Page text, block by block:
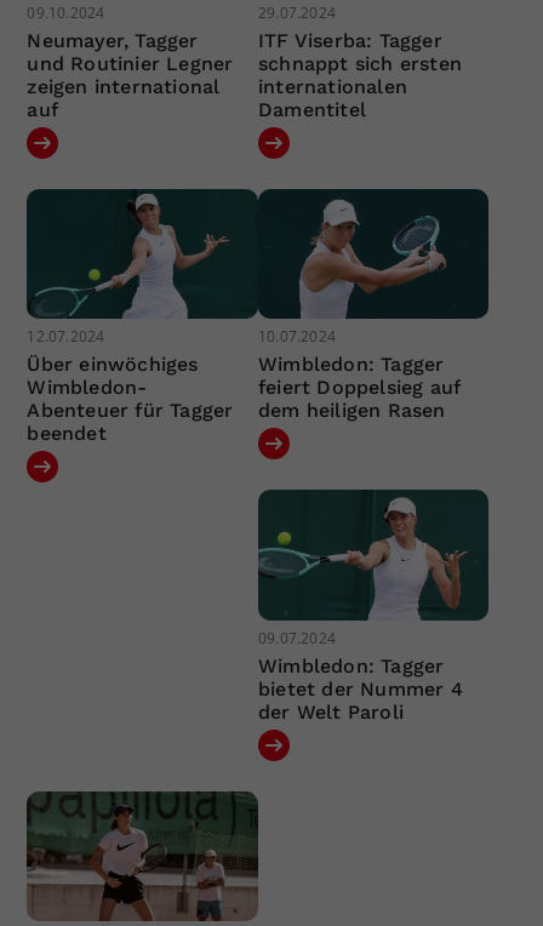
09.10.2024
Neumayer, Tagger
und Routinier Legner
zeigen international
auf
29.07.2024
ITF Viserba: Tagger
schnappt sich ersten
internationalen
Damentitel
12.07.2024
Über einwöchiges
Wimbledon-
Abenteuer für Tagger
beendet
10.07.2024
Wimbledon: Tagger
feiert Doppelsieg auf
dem heiligen Rasen
09.07.2024
Wimbledon: Tagger
bietet der Nummer 4
der Welt Paroli